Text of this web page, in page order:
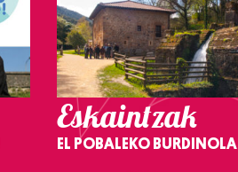
Eskaintzak
EL POBALEKO BURDINOLA